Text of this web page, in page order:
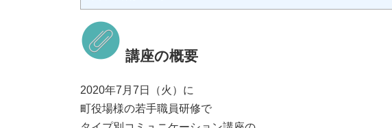
講座の概要
2020年7月7日（火）に
町役場様の若手職員研修で